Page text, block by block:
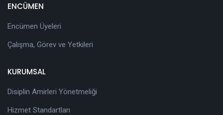
ENCÜMEN
Encümen Üyeleri
Çalışma, Görev ve Yetkileri
KURUMSAL
Disiplin Amirleri Yönetmeliği
Hizmet Standartları